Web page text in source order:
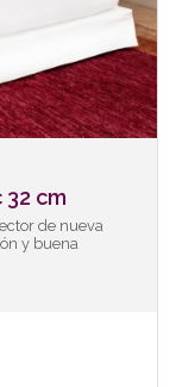
cm
de nueva
y buena